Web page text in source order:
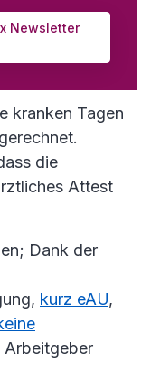
Newsletter
kranken Tagen
die
Attest
Dank der
kurz eAU,
Arbeitgeber